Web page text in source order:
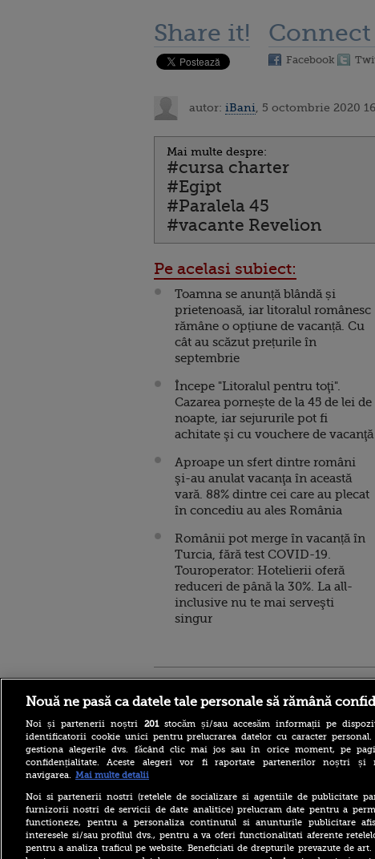
Share it! Connect
Facebook
autor: iBani , 5 octombrie 2020
Mai multe despre:
#cursa charter
#Egipt
#Paralela 45
#vacante Revelion
Pe acelasi subiect:
Toamna se anunță blândă și
prietenoasă, iar litoralul românesc
rămâne o opțiune de vacanță. Cu
cât au scăzut prețurile în
septembrie
Începe "Litoralul pentru toţi".
Cazarea pornește de la 45 de lei de
noapte, iar sejururile pot fi
achitate şi cu vouchere de vacanţă
Aproape un sfert dintre români
şi-au anulat vacanţa în această
vară. 88% dintre cei care au plecat
în concediu au ales România
Românii pot merge în vacanță în
Turcia, fără test COVID-19.
Touroperator: Hotelierii oferă
reduceri de până la 30%. La all-
inclusive nu te mai serveşti
singur
româncă a fost arestată în
Germania pentru spionaj în
favoarea Rusiei
Alerta West Nile: două
persoane au murit, iar
Nouă ne pasă ca datele tale personale să rămână
Noi și partenerii noștri 201stocăm și/sau accesăm informații pe
identificatorii cookie unici pentru prelucrarea datelor cu caracter personal.
gestiona alegerile dvs. făcând clic mai jos sau în orice moment, pe
confidențialitate. Aceste alegeri vor fi raportate partenerilor noștri
navigarea. Mai multe detalii
Noi si partenerii nostri (retelele de socializare si agentiile de publicitate
furnizorii nostri de servicii de date analitice) prelucram date pentru a
functioneze, pentru a personaliza continutul si anunturile publicitare
interesele si/sau profilul dvs., pentru a va oferi functionalitati aferente
pentru a analiza traficul pe website. Beneficiati de drepturile prevazute de art.